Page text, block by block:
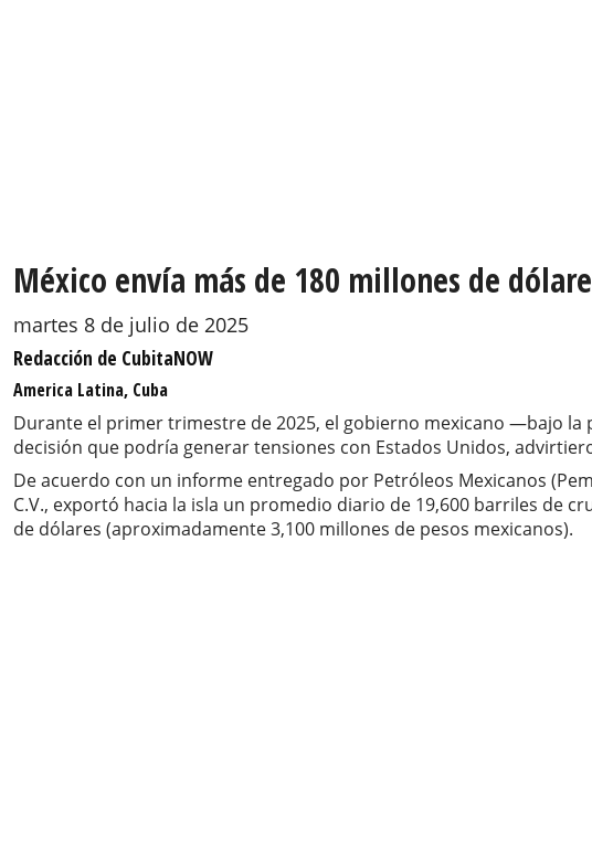
México envía más de 180 millones de
martes 8 de julio de 2025
Redacción de CubitaNOW
America Latina, Cuba
Durante el primer trimestre de 2025, el gobierno mexicano —bajo
decisión que podría generar tensiones con Estados Unidos,
De acuerdo con un informe entregado por Petróleos Mexicanos
C.V., exportó hacia la isla un promedio diario de 19,600 barriles de
de dólares (aproximadamente 3,100 millones de pesos mexicanos).